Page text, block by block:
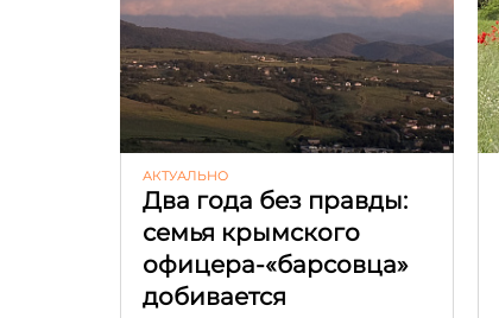
АКТУАЛЬНО
Два года без правды:
семья крымского
офицера-«барсовца»
добивается